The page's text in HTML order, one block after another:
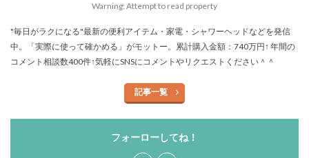
Warning: Attempt to read property
"毎日がラクになる"最新の便利アイテム・家電・シャワーヘッドなどを発信
中。「実際に使って確かめる」がモットー。累計購入金額：740万円↑ 年間の
コメント相談数400件↑気軽にSNSにコメントやリクエストください＾＾
記事一覧
フォーローしてね！